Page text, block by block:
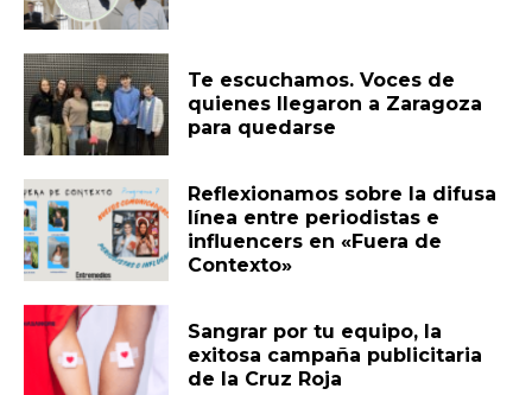
Te escuchamos. Voces de
quienes llegaron a Zaragoza
para quedarse
Reflexionamos sobre la difusa
línea entre periodistas e
influencers en «Fuera de
Contexto»
Sangrar por tu equipo, la
exitosa campaña publicitaria
de la Cruz Roja